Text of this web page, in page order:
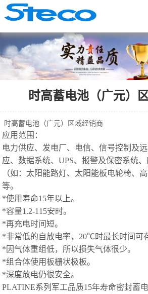
时高蓄电池（广元）
时高蓄电池（广元）区域经销商
应用范围：
电力供应、发电厂、电信、信号控制及
应、数据系统、UPS、报警及保密系统
（如：太阳能路灯、太阳能板电轮椅、
等。
*使用寿命15年以上。
*容量1.2-115安时。
*再充电时间短。
*非常低的自放电率，20℃时最长时间可
*因气体重组低，所以损失气体很少。
*组合体使用板栅状极板。
*深度放电仍很安全。
PLATINE系列军工品质15年寿命密封蓄